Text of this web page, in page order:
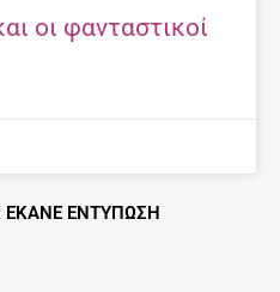
οι φανταστικοί
ΈΚΑΝΕ ΕΝΤΎΠΩΣΗ